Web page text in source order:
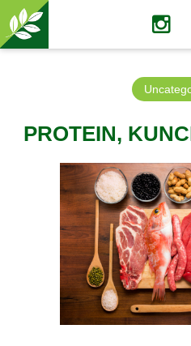
PROTEIN,